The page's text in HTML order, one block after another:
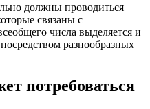
должны проводиться
связаны с
числа выделяется и
разнообразных
потребоваться